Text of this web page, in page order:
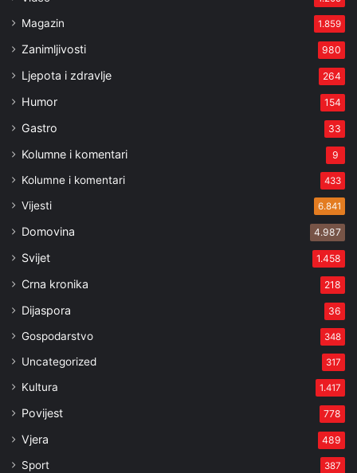
Magazin 1.859
Zanimljivosti 980
Ljepota i zdravlje 264
Humor 154
Gastro 33
Kolumne i komentari 9
Kolumne i komentari 433
Vijesti 6.841
Domovina 4.987
Svijet 1.458
Crna kronika 218
Dijaspora 36
Gospodarstvo 348
Uncategorized 317
Kultura 1.417
Povijest 778
Vjera 489
Sport 387